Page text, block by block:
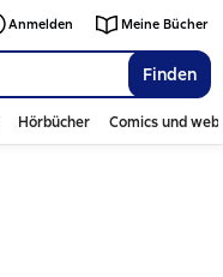
Finden
Anmelden Meine Bücher
Hörbücher Comics und